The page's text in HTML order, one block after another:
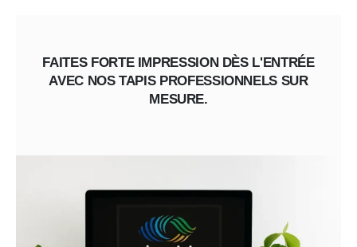
FAITES FORTE IMPRESSION DÈS L'ENTRÉE
AVEC NOS TAPIS PROFESSIONNELS SUR
MESURE.